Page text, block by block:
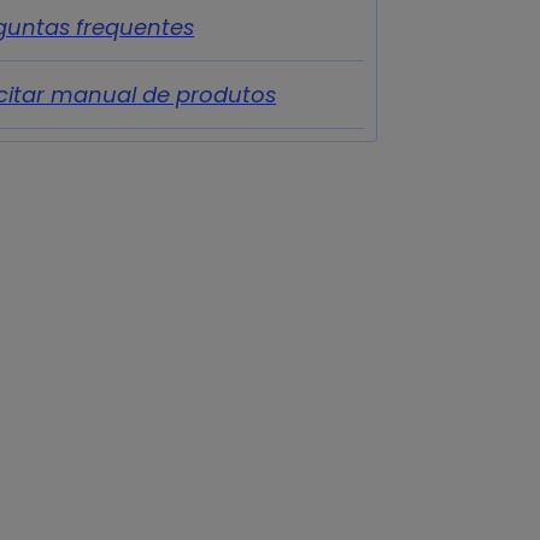
frequentes
manual de produtos